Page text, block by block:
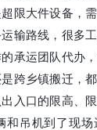
限大件设备，
输路线，很多
承运团队代办
跨乡镇搬迁，
入口的限高、
和吊机到了现